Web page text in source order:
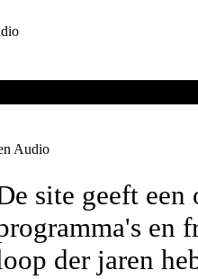
Audio
site geeft
en
der jaren